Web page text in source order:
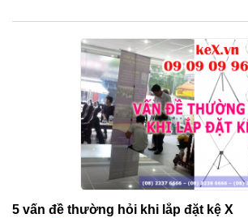
5 vấn đề thường hỏi khi lắp đặt kệ X